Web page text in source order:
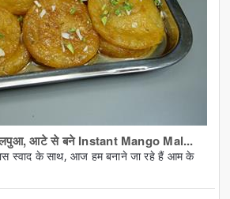
आटे से बने Instant Mango Mal...
स्वाद के साथ, आज हम बनाने जा रहे हैं आम के